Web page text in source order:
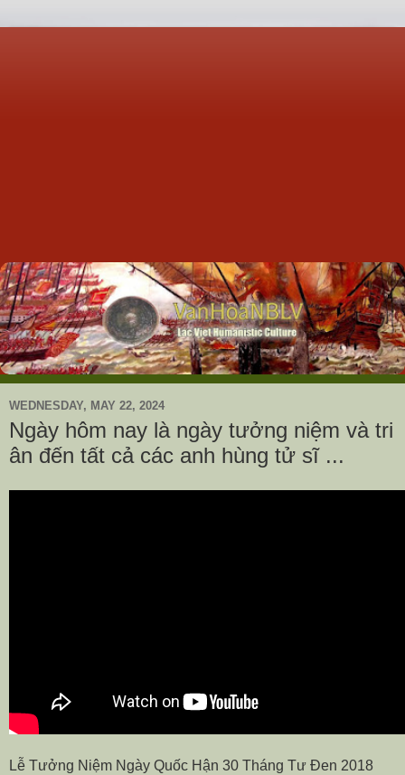
WEDNESDAY, MAY 22, 2024
Ngày hôm nay là ngày tưởng niệm và tri
ân đến tất cả các anh hùng tử sĩ ...
Lễ Tưởng Niệm Ngày Quốc Hận 30 Tháng Tư Đen 2018